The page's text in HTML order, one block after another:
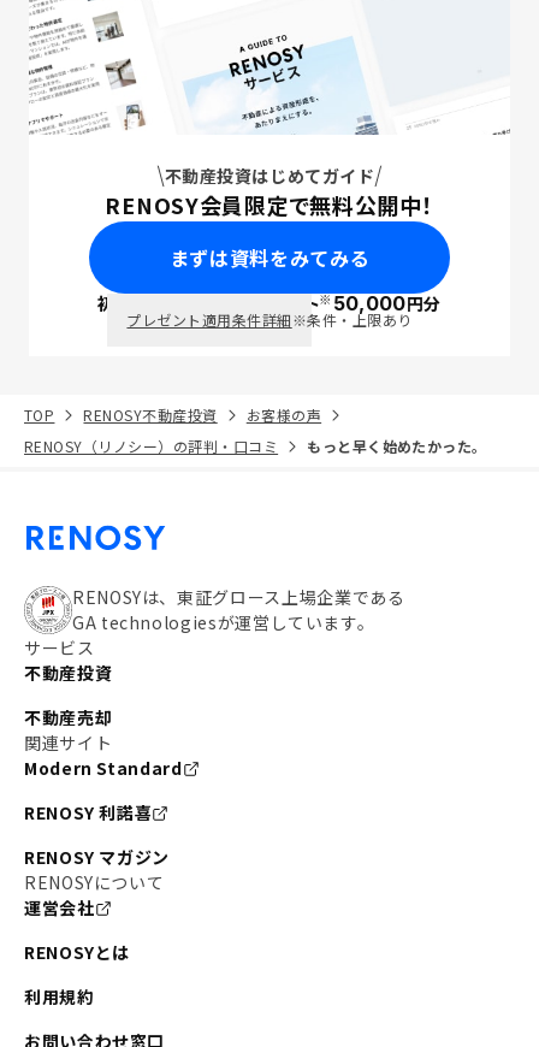
不動産投資はじめてガイド
RENOSY会員限定で無料公開中！
まずは資料をみてみる
初回面談で ポイント※50,000円分
プレゼント適用条件詳細※条件・上限あり
TOP RENOSY不動産投資
お客様の声
RENOSY（リノシー）の評判・口コミ
もっと早く始めたかった。
RENOSYは、東証グロース上場企業である
GA technologiesが運営しています。
サービス
不動産投資
不動産売却
関連サイト
Modern Standard
RENOSY 利諾喜
RENOSY マガジン
RENOSYについて
運営会社
RENOSYとは
利用規約
お問い合わせ窓口